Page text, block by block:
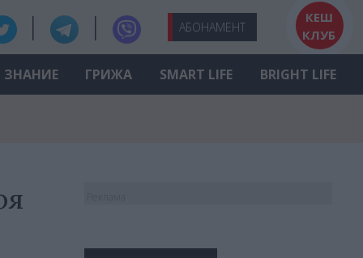
АБОНАМЕНТ
КЕШ
КЛУБ
ЗНАНИЕ ГРИЖА SMART LIFE BRIGHT LIFE